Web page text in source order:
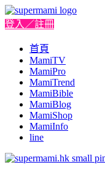
登入／註冊
首頁
MamiTV
MamiPro
MamiTrend
MamiBible
MamiBlog
MamiShop
MamiInfo
line